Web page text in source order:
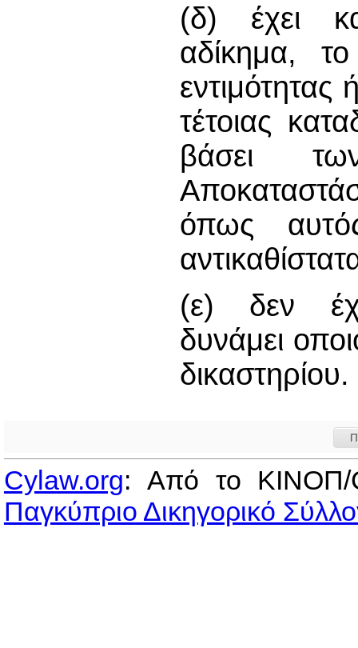
(δ) έχει
αδίκημα,
τέτοιας
βάσει
όπως
(ε) δεν
δυνάμει
δικαστηρίου.
Cylaw.org: Από το
Παγκύπριο Δικηγορικό